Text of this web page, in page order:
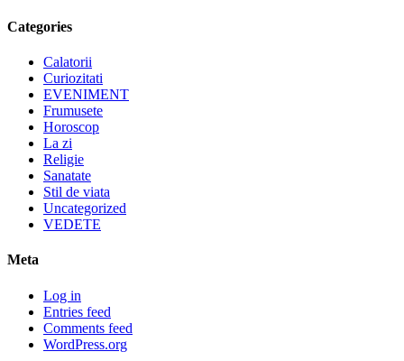
Categories
Calatorii
Curiozitati
EVENIMENT
Frumusete
Horoscop
La zi
Religie
Sanatate
Stil de viata
Uncategorized
VEDETE
Meta
Log in
Entries feed
Comments feed
WordPress.org